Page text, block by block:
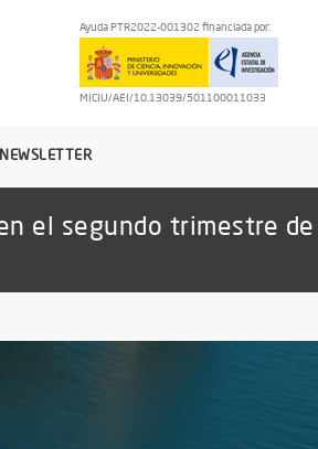
Ayuda PTR2022-001302 financiada por:
MICIU/AEI/10.13039/501100011033
NEWSLETTER
el segundo trimestre